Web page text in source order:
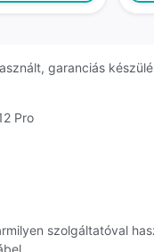
garanciás
Pro
szolgáltatóval